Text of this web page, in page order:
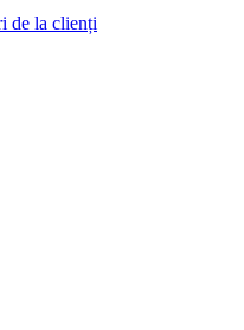
de la clienți